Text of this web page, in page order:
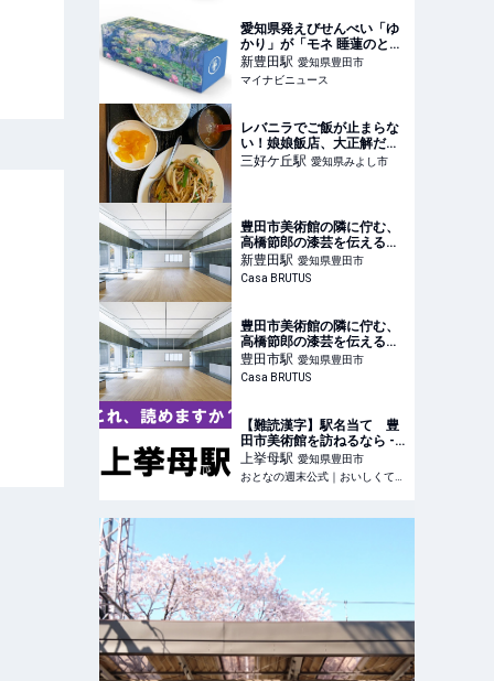
愛知県発えびせんべい「ゆ
かり」が「モネ 睡蓮のと
き」とコラボ - 豊田市美術
館で限定発売
新豊田駅 愛知県豊田市
マイナビニュース
レバニラでご飯が止まらな
い！娘娘飯店、大正解だっ
た件。
三好ケ丘駅 愛知県みよし市
豊田市美術館の隣に佇む、
高橋節郎の漆芸を伝える谷
口吉生建築がリニューア
ル。
新豊田駅 愛知県豊田市
Casa BRUTUS
豊田市美術館の隣に佇む、
高橋節郎の漆芸を伝える谷
口吉生建築がリニューア
ル。
豊田市駅 愛知県豊田市
Casa BRUTUS
【難読漢字】駅名当て 豊
田市美術館を訪ねるなら -
おとなの週末公式｜おいし
くて、ためになる食のニュ
ースサイト
上挙母駅 愛知県豊田市
おとなの週末公式｜おいしくて、ためになる食のニュースサイト